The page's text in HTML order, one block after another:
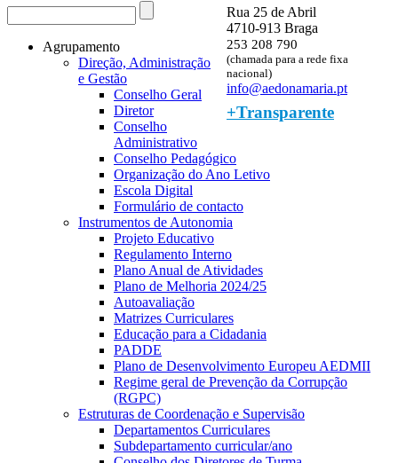
Rua 25 de Abril
4710-913 Braga
253 208 790
(chamada para a rede fixa
nacional)
info@aedonamaria.pt
+Transparente
Formulário de procura
Procurar
Agrupamento
Direção, Administração
e Gestão
Conselho Geral
Diretor
Conselho
Administrativo
Conselho Pedagógico
Organização do Ano Letivo
Escola Digital
Formulário de contacto
Instrumentos de Autonomia
Projeto Educativo
Regulamento Interno
Plano Anual de Atividades
Plano de Melhoria 2024/25
Autoavaliação
Matrizes Curriculares
Educação para a Cidadania
PADDE
Plano de Desenvolvimento Europeu AEDMII
Regime geral de Prevenção da Corrupção
(RGPC)
Estruturas de Coordenação e Supervisão
Departamentos Curriculares
Subdepartamento curricular/ano